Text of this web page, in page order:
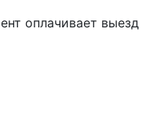
оплачивает выезд